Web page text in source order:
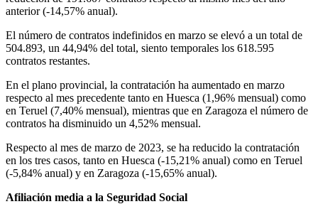
anterior (-14,57% anual).
El número de contratos indefinidos en marzo se elevó a un total de
504.893, un 44,94% del total, siento temporales los 618.595
contratos restantes.
En el plano provincial, la contratación ha aumentado en marzo
respecto al mes precedente tanto en Huesca (1,96% mensual) como
en Teruel (7,40% mensual), mientras que en Zaragoza el número de
contratos ha disminuido un 4,52% mensual.
Respecto al mes de marzo de 2023, se ha reducido la contratación
en los tres casos, tanto en Huesca (-15,21% anual) como en Teruel
(-5,84% anual) y en Zaragoza (-15,65% anual).
Afiliación media a la Seguridad Social